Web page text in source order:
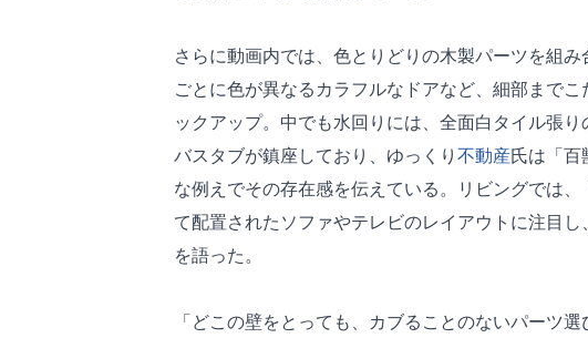
さらに動画内では、色とりどりの木製パーツを組
ごとに色が異なるカラフルなドアなど、細部まで
ックアップ。中でも水回りには、全面白タイル張
バスタブが鎮座しており、ゆっくり 不動産氏は「百
な例えでその存在感を伝えている。リビングでは
て配置されたソファやテレビのレイアウトに注目
を語った。
「どこの壁をとっても、カブることのないパーツ